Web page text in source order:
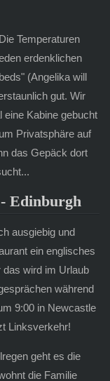
Temperaturen
erdenklichen
(Angelika will
gut. Wir
eine Kabine gebucht
Privatsphäre auf
das Gepäck dort
Edinburgh
ausgiebig und
ein englisches
wird im Urlaub
während
9:00 in Newcastle
Linksverkehr!
geht es die
die Familie